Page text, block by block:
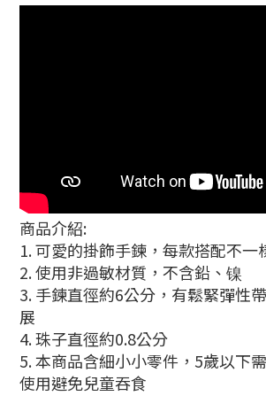
商品介紹:
1. 可愛的掛飾手鍊，每款搭配不一
2. 使用非過敏材質，不含鉛、镍
3. 手鍊直徑約6公分，有鬆緊彈性
展
4. 珠子直徑約0.8公分
5. 本商品含細小小零件，5歲以下
使用避免兒童吞食